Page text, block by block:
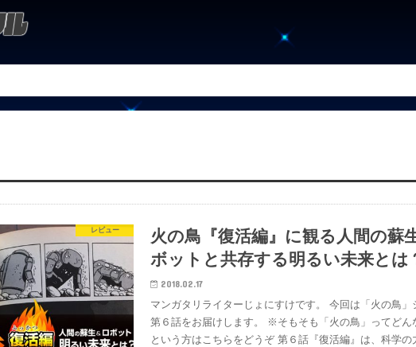
レビュー
火の鳥『復活編』に観る人間の蘇
ボットと共存する明るい未来とは
2018.02.17
マンガタリライターじょにすけです。 今回は「火の鳥」
第６話をお届けします。 ※そもそも「火の鳥」ってどん
という方はこちらをどうぞ 第６話『復活編』は、科学の